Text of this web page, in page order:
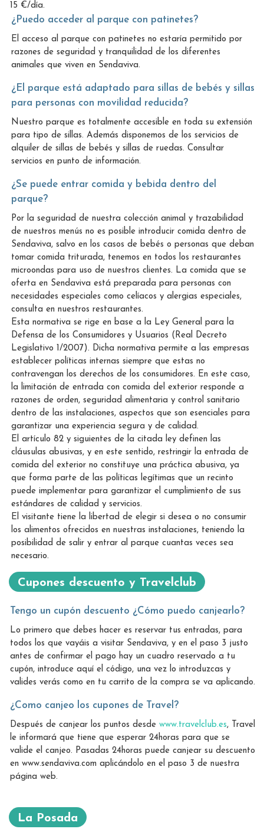
15 €/día.
¿Puedo acceder al parque con patinetes?
El acceso al parque con patinetes no estaría permitido por
razones de seguridad y tranquilidad de los diferentes
animales que viven en Sendaviva.
¿El parque está adaptado para sillas de bebés y sillas
para personas con movilidad reducida?
Nuestro parque es totalmente accesible en toda su extensión
para tipo de sillas. Además disponemos de los servicios de
alquiler de sillas de bebés y sillas de ruedas. Consultar
servicios en punto de información.
¿Se puede entrar comida y bebida dentro del
parque?
Por la seguridad de nuestra colección animal y trazabilidad
de nuestros menús no es posible introducir comida dentro de
Sendaviva, salvo en los casos de bebés o personas que deban
tomar comida triturada, tenemos en todos los restaurantes
microondas para uso de nuestros clientes. La comida que se
oferta en Sendaviva está preparada para personas con
necesidades especiales como celíacos y alergias especiales,
consulta en nuestros restaurantes.
Esta normativa se rige en base a la Ley General para la
Defensa de los Consumidores y Usuarios (Real Decreto
Legislativo 1/2007). Dicha normativa permite a las empresas
establecer políticas internas siempre que estas no
contravengan los derechos de los consumidores. En este caso,
la limitación de entrada con comida del exterior responde a
razones de orden, seguridad alimentaria y control sanitario
dentro de las instalaciones, aspectos que son esenciales para
garantizar una experiencia segura y de calidad.
El artículo 82 y siguientes de la citada ley definen las
cláusulas abusivas, y en este sentido, restringir la entrada de
comida del exterior no constituye una práctica abusiva, ya
que forma parte de las políticas legítimas que un recinto
puede implementar para garantizar el cumplimiento de sus
estándares de calidad y servicios.
El visitante tiene la libertad de elegir si desea o no consumir
los alimentos ofrecidos en nuestras instalaciones, teniendo la
posibilidad de salir y entrar al parque cuantas veces sea
necesario.
Cupones descuento y Travelclub
Tengo un cupón descuento ¿Cómo puedo canjearlo?
Lo primero que debes hacer es reservar tus entradas, para
todos los que vayáis a visitar Sendaviva, y en el paso 3 justo
antes de confirmar el pago hay un cuadro reservado a tu
cupón, introduce aquí el código, una vez lo introduzcas y
valides verás como en tu carrito de la compra se va aplicando.
¿Como canjeo los cupones de Travel?
Después de canjear los puntos desde www.travelclub.es, Travel
le informará que tiene que esperar 24horas para que se
valide el canjeo. Pasadas 24horas puede canjear su descuento
en www.sendaviva.com aplicándolo en el paso 3 de nuestra
página web.
La Posada